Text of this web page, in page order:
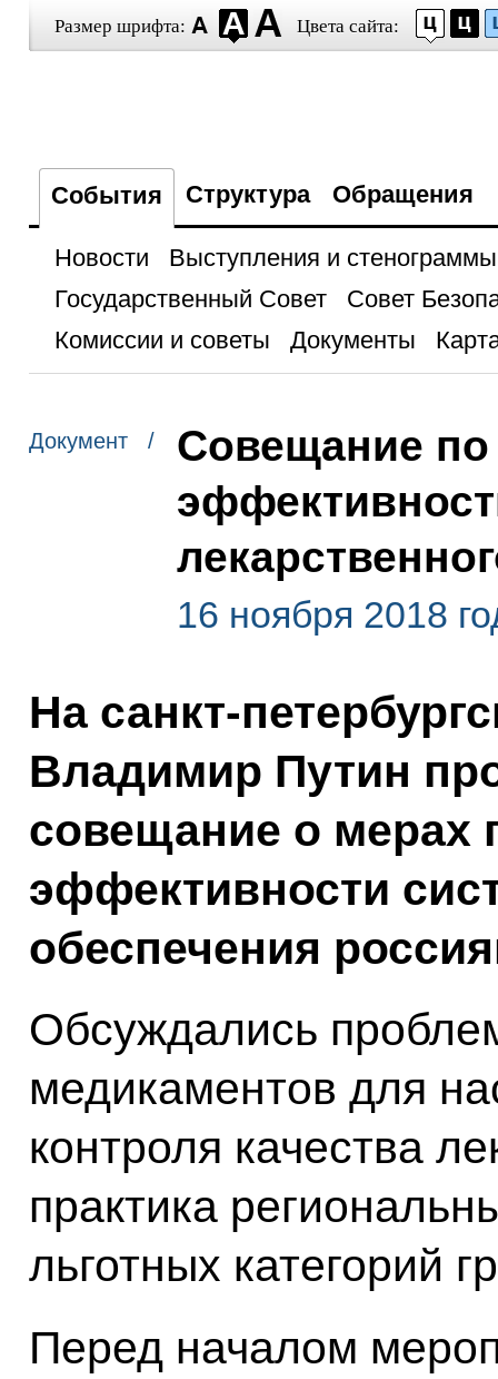
Размер шрифта: Цвета сайта:
События Структура Обращения
Новости
Выступления и стенограммы
Государственный Совет
Совет
Комиссии и советы
Документы
Документ /
Совещание
16 ноября 2018
На санкт-
Владимир Путин
совещание о
эффективности
обеспечения
Обсуждались
медикаментов для
контроля качества
практика
льготных категорий
Перед началом